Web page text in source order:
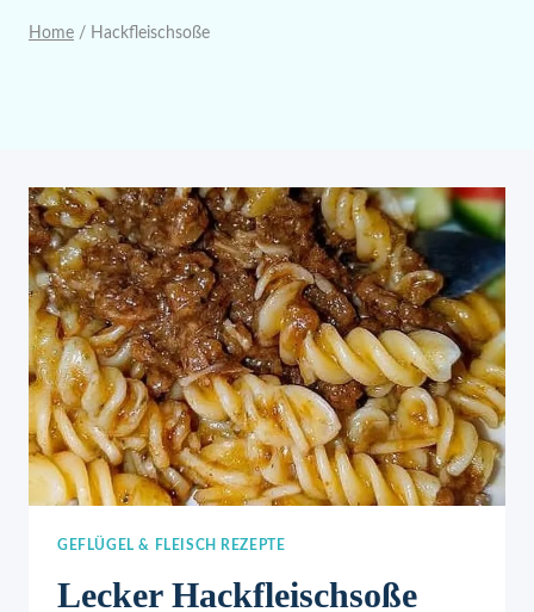
Home / Hackfleischsoße
GEFLÜGEL & FLEISCH REZEPTE
Lecker Hackfleischsoße